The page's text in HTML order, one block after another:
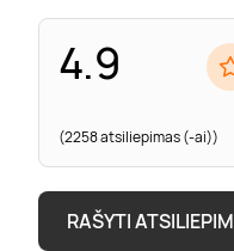
4.9
(2258 atsiliepimas (-ai))
RAŠYTI